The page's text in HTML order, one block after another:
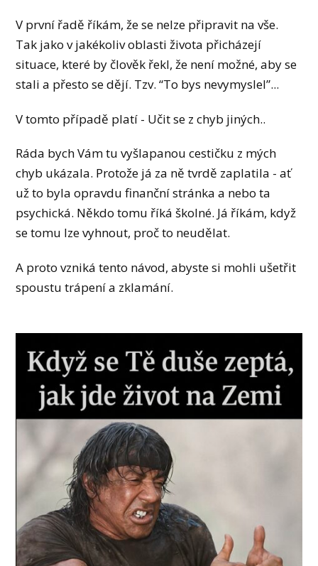
V první řadě říkám, že se nelze připravit na vše.
Tak jako v jakékoliv oblasti života přicházejí
situace, které by člověk řekl, že není možné, aby se
stali a přesto se dějí. Tzv. “To bys nevymyslel”...
V tomto případě platí - Učit se z chyb jiných..
Ráda bych Vám tu vyšlapanou cestičku z mých
chyb ukázala. Protože já za ně tvrdě zaplatila - ať
už to byla opravdu finanční stránka a nebo ta
psychická. Někdo tomu říká školné. Já říkám, když
se tomu lze vyhnout, proč to neudělat.
A proto vzniká tento návod, abyste si mohli ušetřit
spoustu trápení a zklamání.